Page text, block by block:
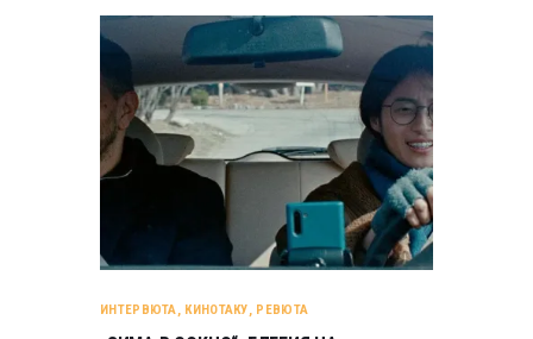
ИНТЕРВЮТА, КИНОТАКУ, РЕВЮТА